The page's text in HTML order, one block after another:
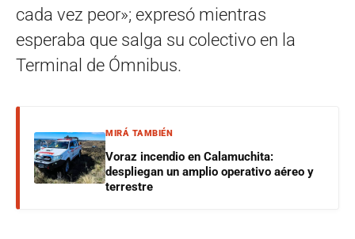
cada vez peor»; expresó mientras
esperaba que salga su colectivo en la
Terminal de Ómnibus.
MIRÁ TAMBIÉN
Voraz incendio en Calamuchita:
despliegan un amplio operativo aéreo y
terrestre